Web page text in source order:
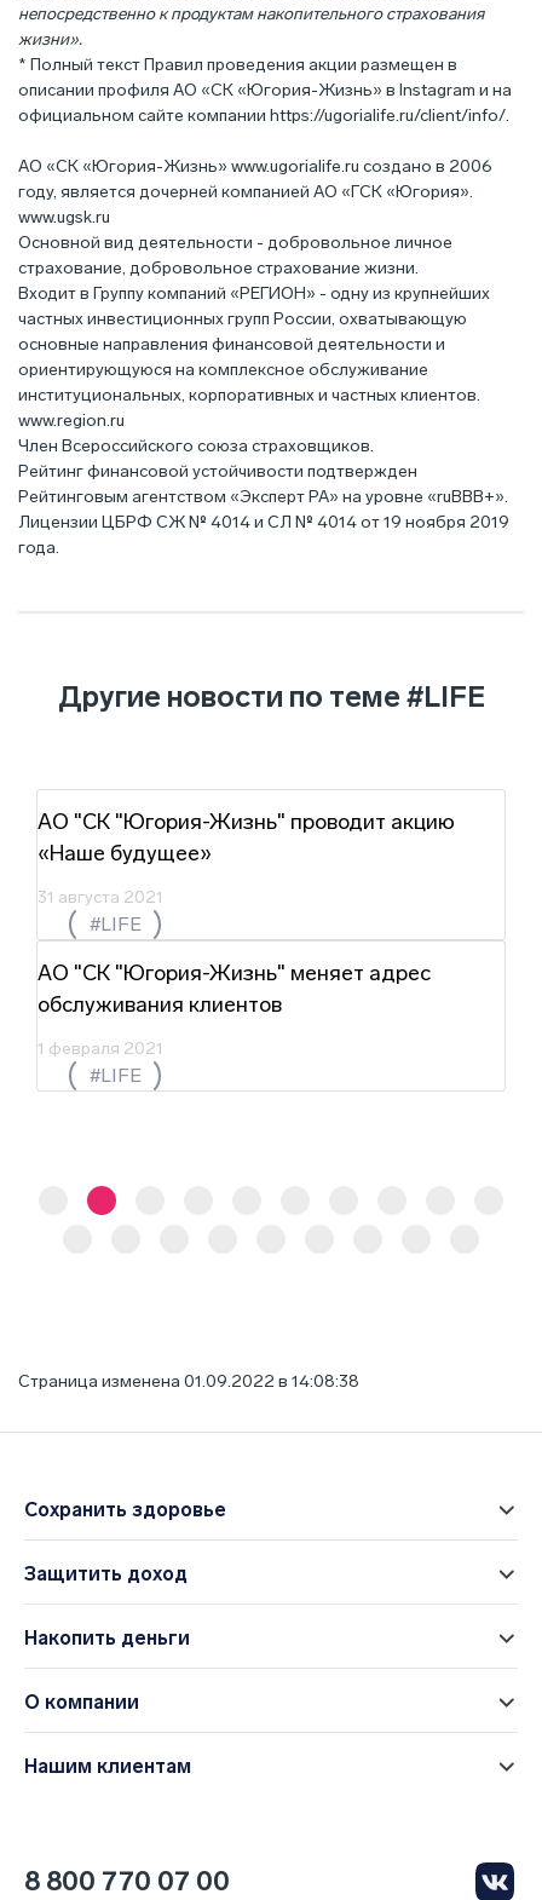
непосредственно к продуктам накопительного страхования
жизни».
* Полный текст Правил проведения акции размещен в
описании профиля АО «СК «Югория-Жизнь» в Instagram и на
официальном сайте компании https://ugorialife.ru/client/info/.
АО «СК «Югория-Жизнь» www.ugorialife.ru создано в 2006
году, является дочерней компанией АО «ГСК «Югория».
www.ugsk.ru
Основной вид деятельности - добровольное личное
страхование, добровольное страхование жизни.
Входит в Группу компаний «РЕГИОН» - одну из крупнейших
частных инвестиционных групп России, охватывающую
основные направления финансовой деятельности и
ориентирующуюся на комплексное обслуживание
институциональных, корпоративных и частных клиентов.
www.region.ru
Член Всероссийского союза страховщиков.
Рейтинг финансовой устойчивости подтвержден
Рейтинговым агентством «Эксперт РА» на уровне «ruBBB+».
Лицензии ЦБРФ СЖ № 4014 и СЛ № 4014 от 19 ноября 2019
года.
Другие новости по теме #LIFE
АО "СК "Югория-Жизнь" проводит акцию
«Наше будущее»
31 августа 2021
#LIFE
АО "СК "Югория-Жизнь" меняет адрес
обслуживания клиентов
1 февраля 2021
#LIFE
Страница изменена 01.09.2022 в 14:08:38
Сохранить здоровье
Защитить доход
Накопить деньги
О компании
Нашим клиентам
8 800 770 07 00